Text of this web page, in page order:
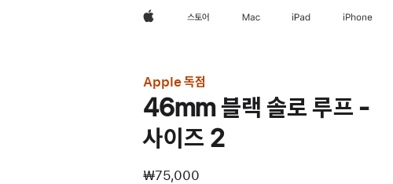
Apple스토어 Mac iPad iPhone
Apple 독점
46mm 블랙 솔로 루프 -
사이즈 2
₩75,000